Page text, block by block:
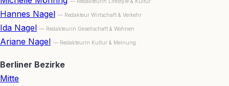
Hannes Nagel — Redakteur Wirtschaft & Verkehr
Ida Nagel — Redakteurin Gesellschaft & Wohnen
Ariane Nagel — Redakteurin Kultur & Meinung
Berliner Bezirke
Mitte